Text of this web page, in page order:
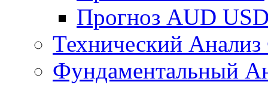
Прогноз AUD
Технический
Фундаментальный